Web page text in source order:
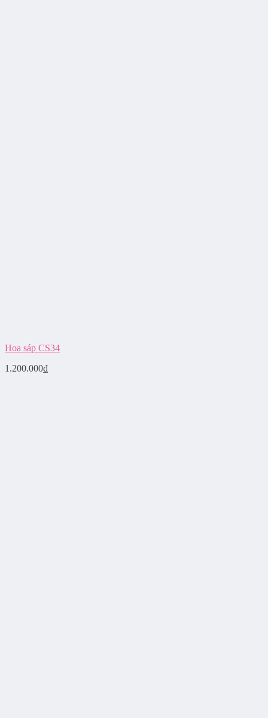
Hoa sáp CS34
1.200.000₫